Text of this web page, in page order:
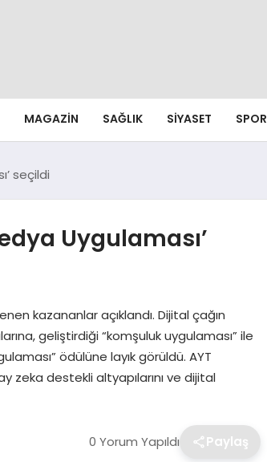
MAGAZIN SAĞLIK SIYASET SPOR
seçildi
Uygulaması’
kazananlar açıklandı. Dijital çağın
geliştirdiği “komşuluk uygulaması” ile
ödülüne layık görüldü. AYT
zeka destekli altyapılarını ve dijital
0 Yorum Yapıldı Paylaş